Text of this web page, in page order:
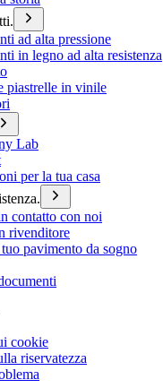
ad alta pressione
in legno ad alta resistenza
piastrelle in vinile
Lab
per la tua casa
contatto con noi
rivenditore
pavimento da sogno
cookie
riservatezza